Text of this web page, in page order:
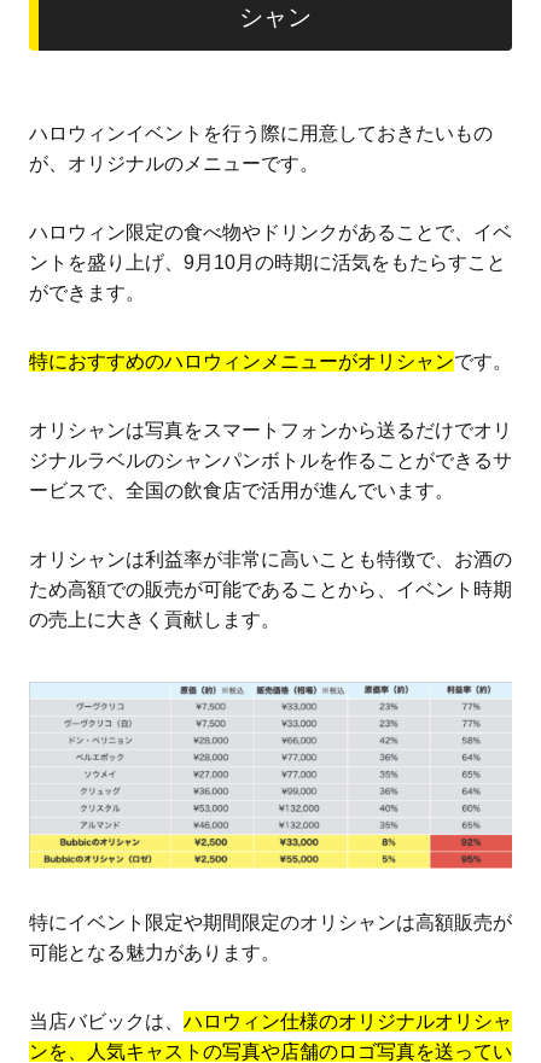
シャン
ハロウィンイベントを行う際に用意しておきたいもの
が、オリジナルのメニューです。
ハロウィン限定の食べ物やドリンクがあることで、イベ
ントを盛り上げ、9月10月の時期に活気をもたらすこと
ができます。
特におすすめのハロウィンメニューがオリシャンです。
オリシャンは写真をスマートフォンから送るだけでオリ
ジナルラベルのシャンパンボトルを作ることができるサ
ービスで、全国の飲食店で活用が進んでいます。
オリシャンは利益率が非常に高いことも特徴で、お酒の
ため高額での販売が可能であることから、イベント時期
の売上に大きく貢献します。
特にイベント限定や期間限定のオリシャンは高額販売が
可能となる魅力があります。
当店バビックは、 ハロウィン仕様のオリジナルオリシャ
ンを、人気キャストの写真や店舗のロゴ写真を送ってい